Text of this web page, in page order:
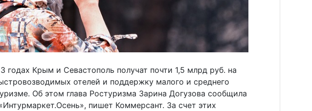
годах Крым и Севастополь получат почти 1,5 млрд руб. на
отелей и поддержку малого и среднего
Об этом глава Ростуризма Зарина Догузова сообщила
пишет Коммерсант. За счет этих